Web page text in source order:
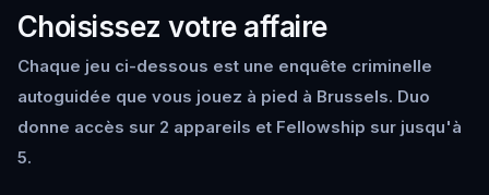
Choisissez votre affaire
Chaque jeu ci-dessous est une enquête criminelle
autoguidée que vous jouez à pied à Brussels. Duo
donne accès sur 2 appareils et Fellowship sur jusqu'à
5.